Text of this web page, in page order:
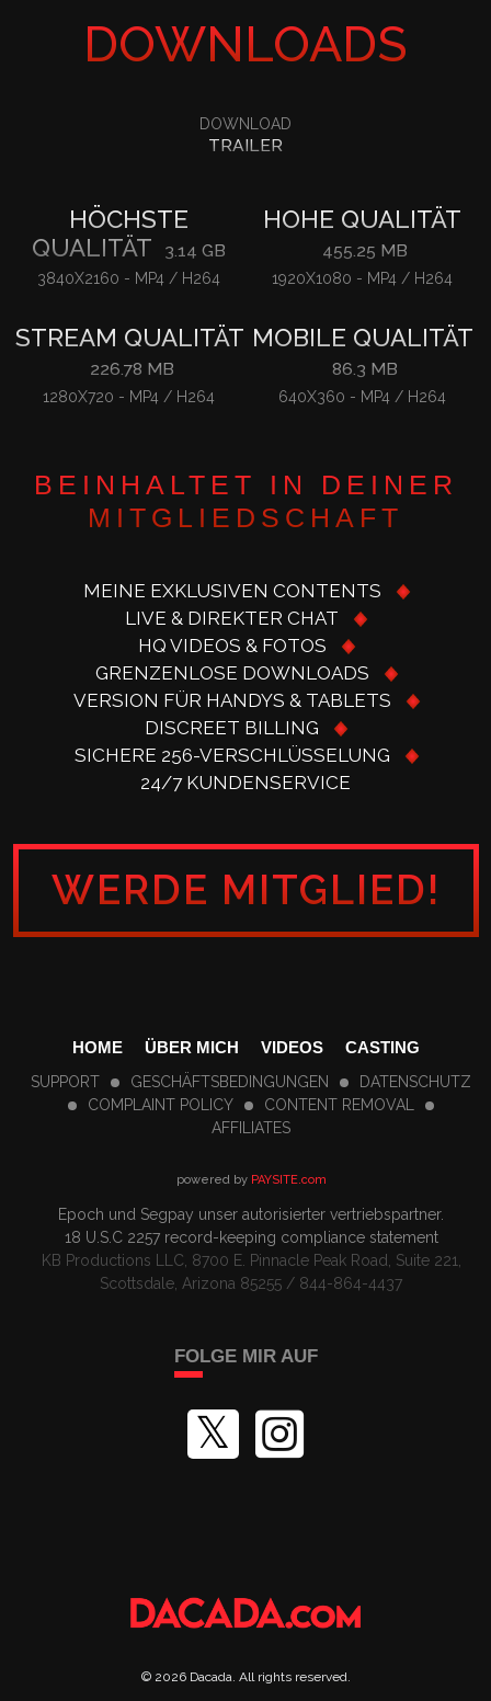
DOWNLOADS
DOWNLOAD
TRAILER
HÖCHSTE
QUALITÄT
3.14 GB
3840X2160 - MP4 / H264
HOHE QUALITÄT
455.25 MB
1920X1080 - MP4 / H264
STREAM QUALITÄT
226.78 MB
1280X720 - MP4 / H264
MOBILE QUALITÄT
86.3 MB
640X360 - MP4 / H264
BEINHALTET IN DEINER
MITGLIEDSCHAFT
MEINE EXKLUSIVEN CONTENTS
LIVE & DIREKTER CHAT
HQ VIDEOS & FOTOS
GRENZENLOSE DOWNLOADS
VERSION FÜR HANDYS & TABLETS
DISCREET BILLING
SICHERE 256-VERSCHLÜSSELUNG
24/7 KUNDENSERVICE
WERDE MITGLIED!
HOME ÜBER MICH VIDEOS CASTING
SUPPORT GESCHÄFTSBEDINGUNGEN
DATENSCHUTZ
COMPLAINT POLICY
CONTENT REMOVAL
AFFILIATES
powered byPAYSITE.com
Epoch und Segpay unser autorisierter vertriebspartner.
18 U.S.C 2257 record-keeping compliance statement
KB Productions LLC, 8700 E. Pinnacle Peak Road, Suite 221,
Scottsdale, Arizona 85255 / 844-864-4437
FOLGE MIR AUF
© 2026 Dacada . All rights reserved.